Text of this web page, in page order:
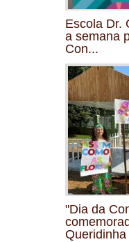
Escola Dr.
a semana
Con...
"Dia da
Queridinha